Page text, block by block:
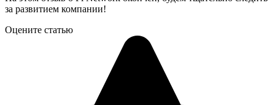
за развитием компании!
Оцените статью